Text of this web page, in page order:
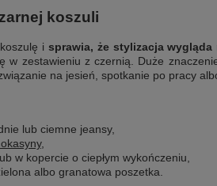
koszuli
i sprawia, że stylizacja
w zestawieniu z czernią. Duże
na jesień, spotkanie po pracy
lub ciemne jeansy,
,
w kopercie o ciepłym wykończeniu,
albo granatowa poszetka.